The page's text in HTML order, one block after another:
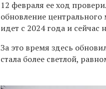
12 февраля ее ход
обновление
идет с 2024 года и
За это время здесь
стала более светлой,